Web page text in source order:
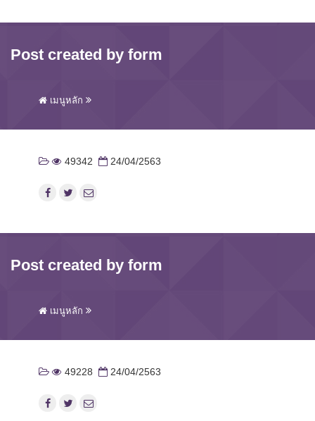
Post created by form
เมนูหลัก
49342 24/04/2563
Post created by form
เมนูหลัก
49228 24/04/2563